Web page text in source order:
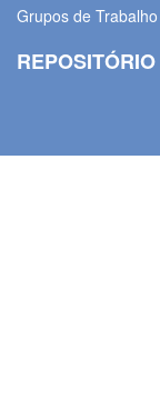
Grupos de Trabalho